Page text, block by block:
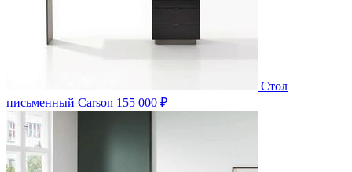
Стол
письменный Carson 155 000 ₽